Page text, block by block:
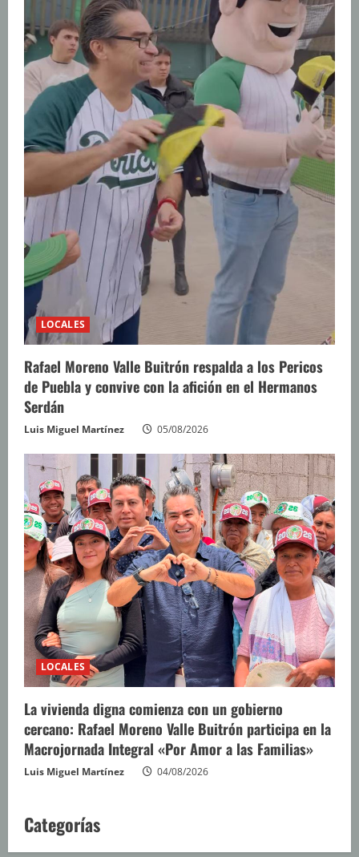
LOCALES
Rafael Moreno Valle Buitrón respalda a los Pericos
de Puebla y convive con la afición en el Hermanos
Serdán
Luis Miguel Martínez 05/08/2026
LOCALES
La vivienda digna comienza con un gobierno
cercano: Rafael Moreno Valle Buitrón participa en la
Macrojornada Integral «Por Amor a las Familias»
Luis Miguel Martínez 04/08/2026
Categorías